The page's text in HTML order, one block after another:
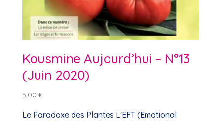
Kousmine Aujourd’hui – N°13
(Juin 2020)
5,00 €
Le Paradoxe des Plantes L'EFT (Emotional